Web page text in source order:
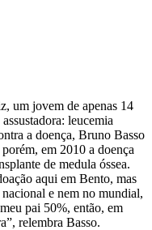
um jovem de apenas 14
leucemia
a doença, Bruno Basso
em 2010 a doença
de medula óssea.
aqui em Bento, mas
e nem no mundial,
pai 50%, então, em
relembra Basso.